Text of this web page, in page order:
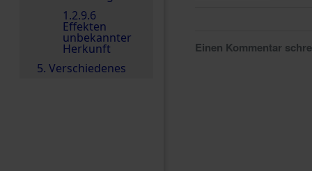
1.2.9.6
Effekten
unbekannter
Herkunft
5. Verschiedenes
Einen Kommentar